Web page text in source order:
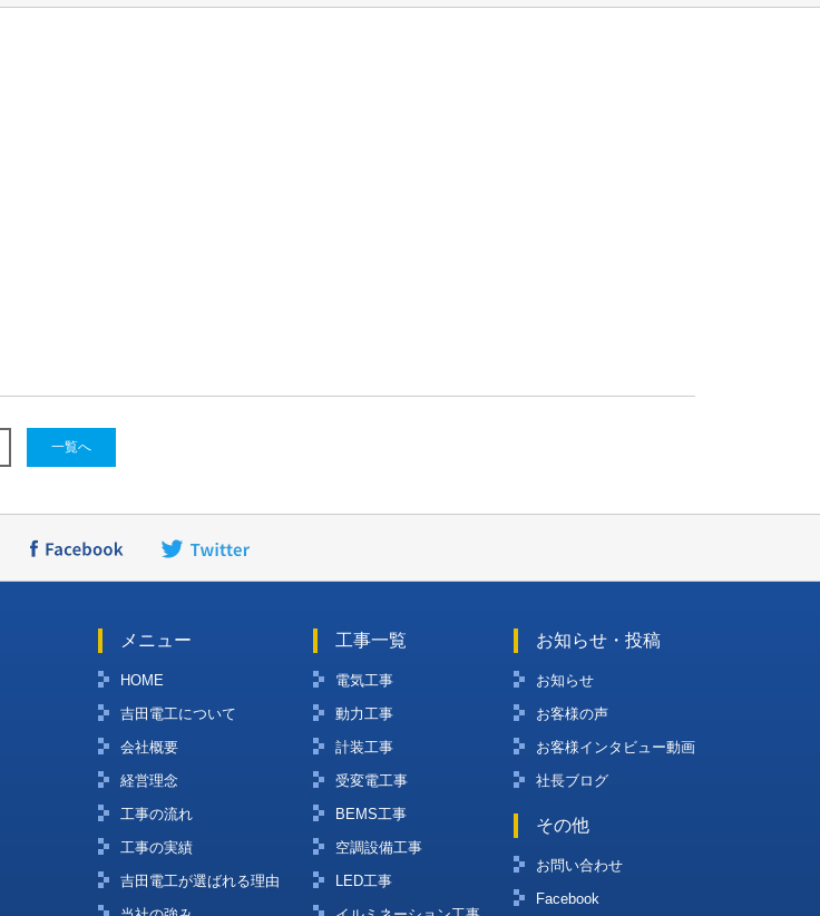
一覧へ
メニュー
HOME
吉田電工について
会社概要
経営理念
工事の流れ
工事の実績
吉田電工が選ばれる理由
工事一覧
電気工事
動力工事
計装工事
受変電工事
BEMS工事
空調設備工事
LED工事
お知らせ・投稿
お知らせ
お客様の声
お客様インタビュー動画
社長ブログ
その他
お問い合わせ
Facebook